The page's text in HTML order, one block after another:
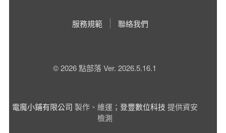
服務規範 聯絡我們
© 2026 點部落 Ver. 2026.5.16.1
電魔小鋪有限公司 製作、維運； 登豐數位科技 提供資安
檢測